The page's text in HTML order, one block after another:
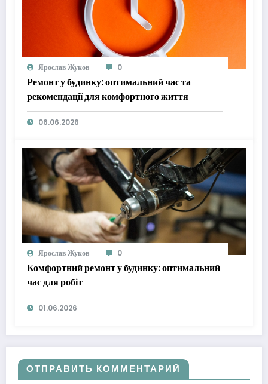
Ярослав Жуков 0
Ремонт у будинку: оптимальний час та
рекомендації для комфортного життя
06.06.2026
Ярослав Жуков 0
Комфортний ремонт у будинку: оптимальний
час для робіт
01.06.2026
ОТПРАВИТЬ КОММЕНТАРИЙ